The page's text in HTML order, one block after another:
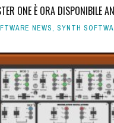
ONE È ORA DISPONIBILE
NEWS, SYNTH